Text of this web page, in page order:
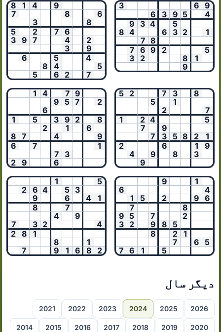
9
6
3
4
5
9
3
6
5
4
3
9
1
2
3
6
4
8
8
7
5
2
9
6
7
1
8
2
3
9
9
4
1
8
6
8
7
8
3
6
7
2
5
2
4
7
9
3
9
3
4
5
6
5
4
8
7
2
6
5
8
3
7
2
5
1
5
7
2
5
4
2
1
9
7
1
2
8
5
3
7
9
1
6
2
3
8
9
4
9
9
7
4
1
2
7
5
9
6
8
2
9
3
5
1
6
1
2
9
4
7
8
1
7
6
3
7
6
9
2
1
9
4
6
6
9
2
5
1
8
7
2
7
5
9
5
8
9
2
3
1
2
8
5
6
7
5
1
6
7
5
1
3
5
4
6
2
1
4
6
9
7
8
9
4
4
2
3
7
1
8
2
1
8
2
8
6
1
9
7
دیگر سال
2026
2025
2024
2023
2022
2021
2020
2019
2018
2017
2016
2015
2014